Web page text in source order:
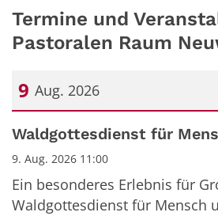
Termine und
Pastoralen Raum
9 Aug. 2026
Datum: 9. August 2026
Waldgottesdienst für
9. Aug. 2026 11:00
Ein besonderes Erlebnis für
Waldgottesdienst für Mensch